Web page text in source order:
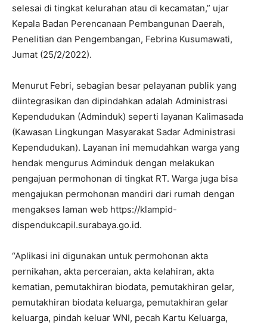
selesai di tingkat kelurahan atau di kecamatan,” ujar
Kepala Badan Perencanaan Pembangunan Daerah,
Penelitian dan Pengembangan, Febrina Kusumawati,
Jumat (25/2/2022).
Menurut Febri, sebagian besar pelayanan publik yang
diintegrasikan dan dipindahkan adalah Administrasi
Kependudukan (Adminduk) seperti layanan Kalimasada
(Kawasan Lingkungan Masyarakat Sadar Administrasi
Kependudukan). Layanan ini memudahkan warga yang
hendak mengurus Adminduk dengan melakukan
pengajuan permohonan di tingkat RT. Warga juga bisa
mengajukan permohonan mandiri dari rumah dengan
mengakses laman web https://klampid-
dispendukcapil.surabaya.go.id.
“Aplikasi ini digunakan untuk permohonan akta
pernikahan, akta perceraian, akta kelahiran, akta
kematian, pemutakhiran biodata, pemutakhiran gelar,
pemutakhiran biodata keluarga, pemutakhiran gelar
keluarga, pindah keluar WNI, pecah Kartu Keluarga,